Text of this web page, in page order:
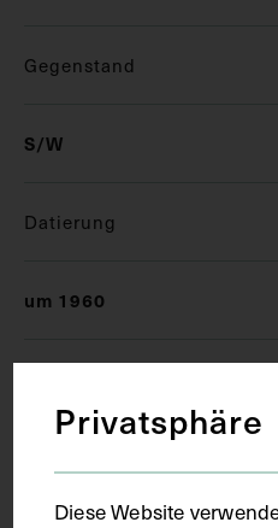
Gegenstand
S/W
Datierung
um 1960
Privatsphäre
Diese Website